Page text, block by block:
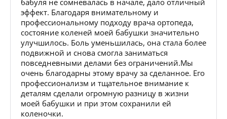
эффект. Благодаря внимательному и
профессиональному подходу врача ортопеда,
состояние коленей моей бабушки значительно
улучшилось. Боль уменьшилась, она стала более
подвижной и снова смогла заниматься
повседневными делами без ограничений.Мы
очень благодарны этому врачу за сделанное. Его
профессионализм и тщательное внимание к
деталям сделали огромную разницу в жизни
моей бабушки и при этом сохранили ей
коленочки.